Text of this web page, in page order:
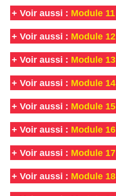
+ Voir aussi : Module 11
+ Voir aussi : Module 12
+ Voir aussi : Module 13
+ Voir aussi : Module 14
+ Voir aussi : Module 15
+ Voir aussi : Module 16
+ Voir aussi : Module 17
+ Voir aussi : Module 18